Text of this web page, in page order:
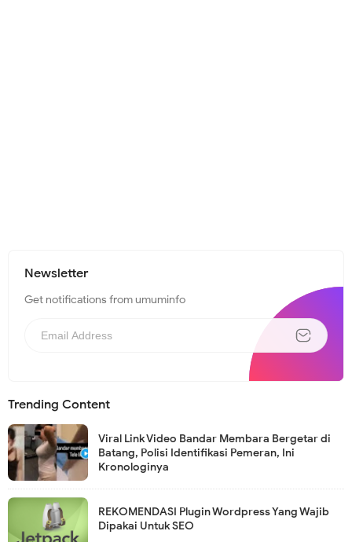
Newsletter
Get notifications from umuminfo
Trending Content
Viral Link Video Bandar Membara Bergetar di
Batang, Polisi Identifikasi Pemeran, Ini
Kronologinya
REKOMENDASI Plugin Wordpress Yang Wajib
Dipakai Untuk SEO